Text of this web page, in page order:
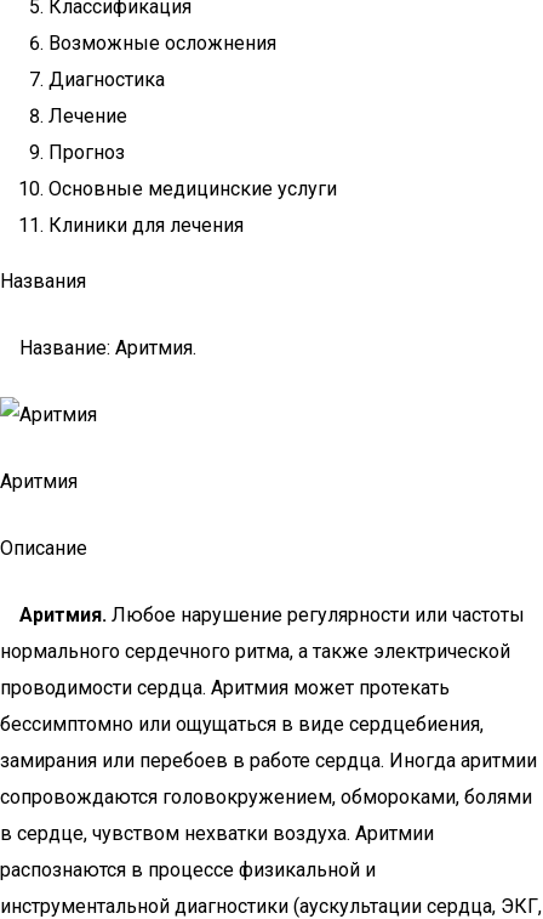
Классификация
Возможные осложнения
Диагностика
Лечение
Прогноз
Основные медицинские услуги
Клиники для лечения
Названия
Название: Аритмия.
Аритмия
Описание
Аритмия. Любое нарушение регулярности или частоты
нормального сердечного ритма, а также электрической
проводимости сердца. Аритмия может протекать
бессимптомно или ощущаться в виде сердцебиения,
замирания или перебоев в работе сердца. Иногда аритмии
сопровождаются головокружением, обмороками, болями
в сердце, чувством нехватки воздуха. Аритмии
распознаются в процессе физикальной и
инструментальной диагностики (аускультации сердца, ЭКГ,